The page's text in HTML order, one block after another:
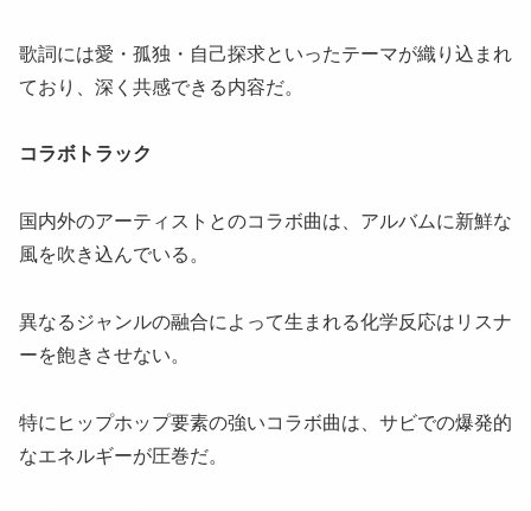
歌詞には愛・孤独・自己探求といったテーマが織り込まれ
ており、深く共感できる内容だ。
コラボトラック
国内外のアーティストとのコラボ曲は、アルバムに新鮮な
風を吹き込んでいる。
異なるジャンルの融合によって生まれる化学反応はリスナ
ーを飽きさせない。
特にヒップホップ要素の強いコラボ曲は、サビでの爆発的
なエネルギーが圧巻だ。